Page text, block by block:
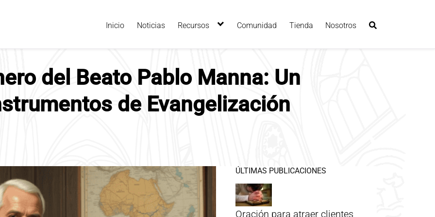
Inicio Noticias Recursos Comunidad Tienda Nosotros
del Beato Pablo Manna: Un
de Evangelización
ÚLTIMAS PUBLICACIONES
Oración para atraer clientes